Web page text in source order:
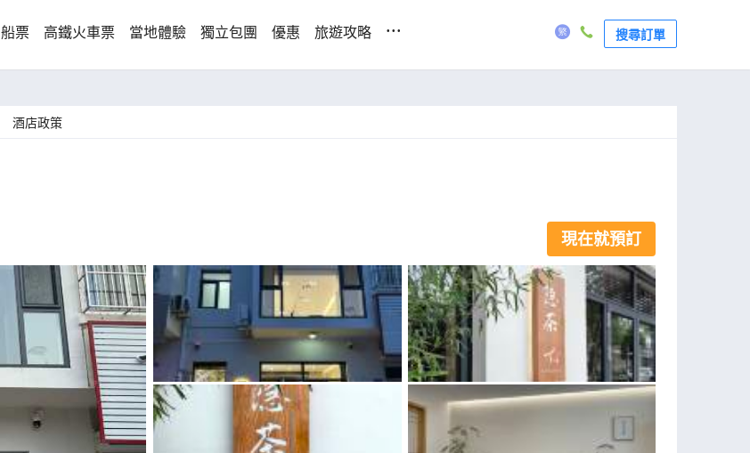
船票 高鐵火車票 當地體驗 獨立包團 優惠 旅遊攻略 ... 搜尋訂單
酒店政策
現在就預訂